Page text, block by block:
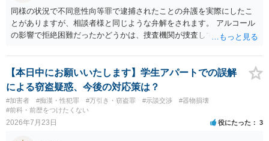
同様の状況で不同意性向等罪で逮捕されたことの弁護を実際にしたこ
とがありますが、相談者様と同じような弁解をされます。 アルコール
の影響で拒絶困難だったかどうかは、捜査機関が捜査して判断するこ
分かりません。 また、拒絶困難であったとしても、それについて相談
者様に認識がなければ、「故意」がないという判断になることもあり
ます。 相談者様はあくまで「アルコールの影響はない」「完全なる同
意であった」とのお立場ですので、現時点で、対応できることはない
のではないでしょうか？（同意してたよねと言っても火に油をそそぐ
だけになりかねません。） そのため、現時点でこれ以上アドバイスで
【本日中にお願いいたします】学生アパートでの誤解
による窃盗疑惑、今後の対応策は？
#加害者 #痴漢・性犯罪 #万引き・窃盗罪 #示談交渉
#器物損壊
#前科・前歴をつけたくない
2026年7月23日 役にたった 3